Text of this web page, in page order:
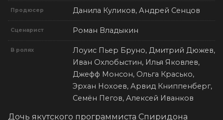
Продюсер Данила Куликов, Андрей Сенцов
Сценарист Роман Владыкин
В ролях
Лоуис Пьер Бруно, Дмитрий Дюжев,
Иван Охлобыстин, Илья Яковлев,
Джефф Монсон, Ольга Красько,
Эрхан Нохоев, Арвид Книппенберг,
Семён Пегов, Алексей Иванков
Дочь якутского программиста Спиридона